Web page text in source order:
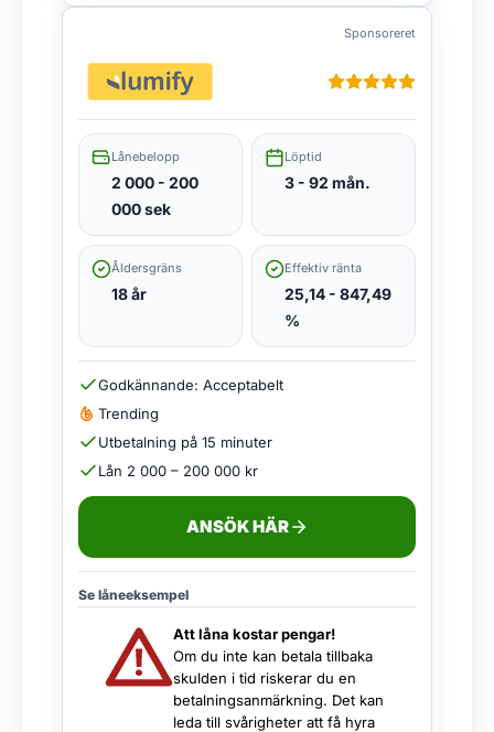
Sponsoreret
Lånebelopp
2 000 - 200
000 sek
Löptid
3 - 92 mån.
Åldersgräns
18 år
Effektiv ränta
25,14 - 847,49
%
Godkännande: Acceptabelt
Trending
Utbetalning på 15 minuter
Lån 2 000 – 200 000 kr
ANSÖK HÄR
Se låneeksempel
Att låna kostar pengar!
Om du inte kan betala tillbaka
skulden i tid riskerar du en
betalningsanmärkning. Det kan
leda till svårigheter att få hyra